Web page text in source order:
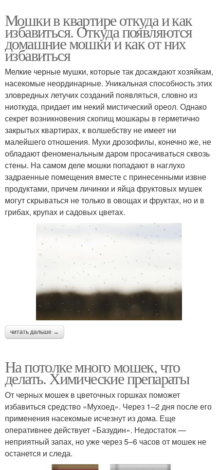
Мошки в квартире откуда и как
избавиться. Откуда появляются
домашние мошки и как от них
избавиться
Мелкие черные мушки, которые так досаждают хозяйкам,
насекомые неординарные. Уникальная способность этих
зловредных летучих созданий появляться, словно из
ниоткуда, придает им некий мистический ореол. Однако
секрет возникновения скопищ мошкары в герметично
закрытых квартирах, к волшебству не имеет ни
малейшего отношения. Мухи дрозофилы, конечно же, не
обладают феноменальным даром просачиваться сквозь
стены. На самом деле мошки попадают в наглухо
задраенные помещения вместе с принесенными извне
продуктами, причем личинки и яйца фруктовых мушек
могут скрываться не только в овощах и фруктах, но и в
грибах, крупах и садовых цветах.
читать дальше →
На потолке много мошек, что
делать. Химические препараты
От черных мошек в цветочных горшках поможет
избавиться средство «Мухоед». Через 1–2 дня после его
применения насекомые исчезнут из дома. Еще
оперативнее действует «Базудин». Недостаток —
неприятный запах, но уже через 5–6 часов от мошек не
останется и следа.